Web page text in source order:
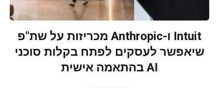
Intuit ו-Anthropic מכריזות על שת"פ
שיאפשר לעסקים לפתח בקלות סוכני
AI בהתאמה אישית